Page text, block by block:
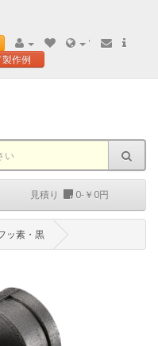
'
作例
見積り 0-￥0円
ッ素・黒